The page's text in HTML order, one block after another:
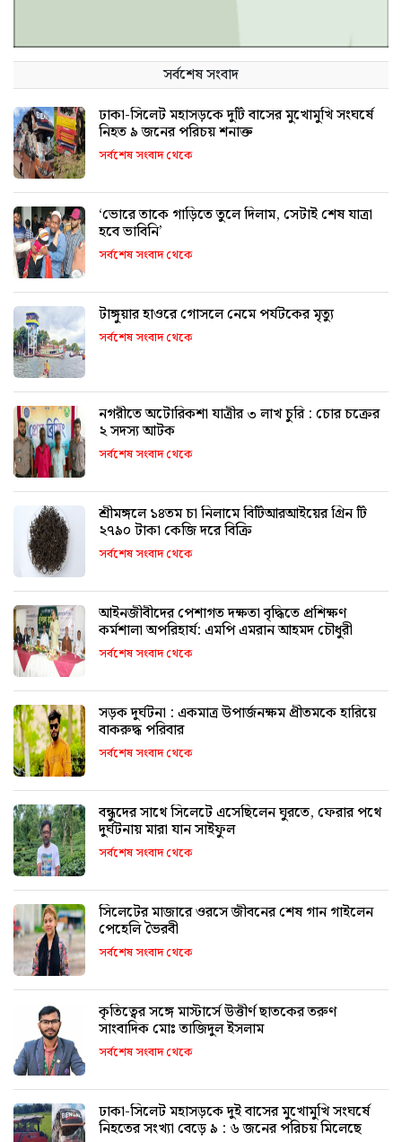
সর্বশেষ সংবাদ
ঢাকা-সিলেট মহাসড়কে দুটি বাসের মুখোমুখি সংঘর্ষে
নিহত ৯ জনের পরিচয় শনাক্ত
সর্বশেষ সংবাদ থেকে
‘ভোরে তাকে গাড়িতে তুলে দিলাম, সেটাই শেষ যাত্রা
হবে ভাবিনি’
সর্বশেষ সংবাদ থেকে
টাঙ্গুয়ার হাওরে গোসলে নেমে পর্যটকের মৃত্যু
সর্বশেষ সংবাদ থেকে
নগরীতে অটোরিকশা যাত্রীর ৩ লাখ চুরি : চোর চক্রের
২ সদস্য আটক
সর্বশেষ সংবাদ থেকে
শ্রীমঙ্গলে ১৪তম চা নিলামে বিটিআরআইয়ের গ্রিন টি
২৭৯০ টাকা কেজি দরে বিক্রি
সর্বশেষ সংবাদ থেকে
আইনজীবীদের পেশাগত দক্ষতা বৃদ্ধিতে প্রশিক্ষণ
কর্মশালা অপরিহার্য: এমপি এমরান আহমদ চৌধুরী
সর্বশেষ সংবাদ থেকে
সড়ক দুর্ঘটনা : একমাত্র উপার্জনক্ষম প্রীতমকে হারিয়ে
বাকরুদ্ধ পরিবার
সর্বশেষ সংবাদ থেকে
বন্ধুদের সাথে সিলেটে এসেছিলেন ঘুরতে, ফেরার পথে
দুর্ঘটনায় মারা যান সাইফুল
সর্বশেষ সংবাদ থেকে
সিলেটের মাজারে ওরসে জীবনের শেষ গান গাইলেন
পেহেলি ভৈরবী
সর্বশেষ সংবাদ থেকে
কৃতিত্বের সঙ্গে মাস্টার্সে উত্তীর্ণ ছাতকের তরুণ
সাংবাদিক মোঃ তাজিদুল ইসলাম
সর্বশেষ সংবাদ থেকে
ঢাকা-সিলেট মহাসড়কে দুই বাসের মুখোমুখি সংঘর্ষে
নিহতের সংখ্যা বেড়ে ৯ : ৬ জনের পরিচয় মিলেছে